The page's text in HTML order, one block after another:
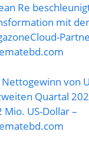
Re
mit der
von
Quartal
Mio. US-Dollar –